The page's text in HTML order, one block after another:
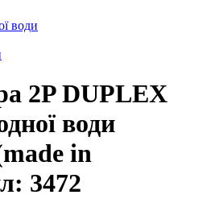
води
2P DUPLEX
води
in
3472